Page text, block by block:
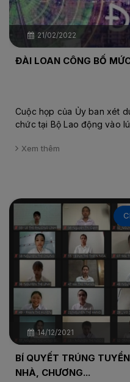
21/02/2022
ĐÀI LOAN CÔNG BỐ
Cuộc họp của Ủy ban xét
chức tại Bộ Lao động vào
Xem thêm
14/12/2021
BÍ QUYẾT TRÚNG
NHÀ, CHƯƠNG...